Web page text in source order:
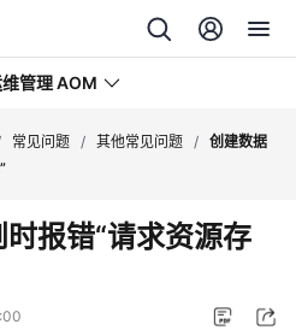
管理 AOM
常见问题 / 其他常见问题 / 创建数据
报错“请求资源存